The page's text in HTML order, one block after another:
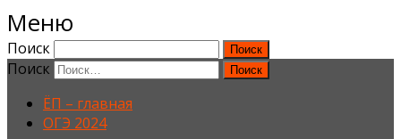
Меню
Поиск
Поиск
ЁП – главная
ОГЭ 2024